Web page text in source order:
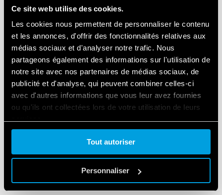
Ce site web utilise des cookies.
Les cookies nous permettent de personnaliser le contenu
et les annonces, d'offrir des fonctionnalités relatives aux
médias sociaux et d'analyser notre trafic. Nous
partageons également des informations sur l'utilisation de
notre site avec nos partenaires de médias sociaux, de
publicité et d'analyse, qui peuvent combiner celles-ci
avec d'autres informations que vous leur avez fournies
ou qu'ils ont collectées lors de votre utilisation de leurs
Tout autoriser
Personnaliser